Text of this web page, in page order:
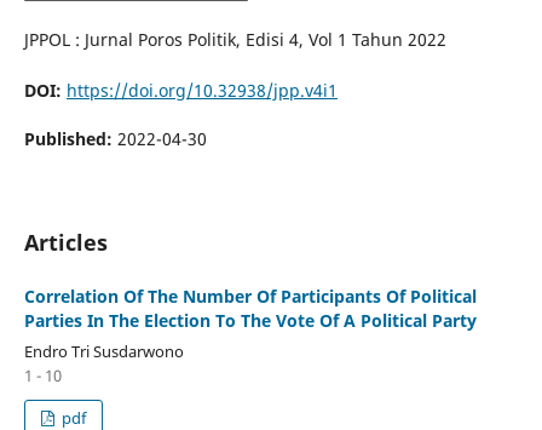
JPPOL : Jurnal Poros Politik, Edisi 4, Vol 1 Tahun 2022
DOI: https://doi.org/10.32938/jpp.v4i1
Published: 2022-04-30
Articles
Correlation Of The Number Of Participants Of Political
Parties In The Election To The Vote Of A Political Party
Endro Tri Susdarwono
1 - 10
pdf